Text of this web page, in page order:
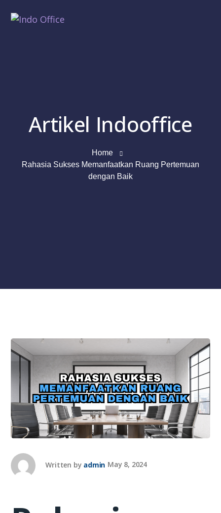
Artikel Indooffice
Home
Rahasia Sukses Memanfaatkan Ruang Pertemuan
dengan Baik
Written by admin May 8, 2024